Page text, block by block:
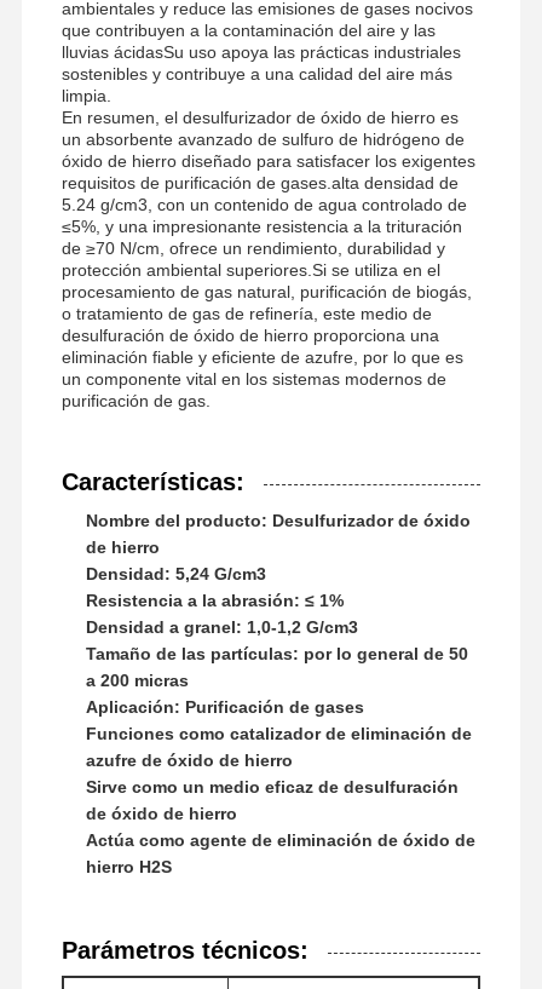
Visita A La
Fábrica
Control De
Calidad
Noticias
Todos Los
Casos
Solicitar Una
Cotización
Óxido de hierro Desulfurizer
El metacrilato de dimetilaminoetil
Cloruro de metacriloloxietil trimetil amonio
Poliacrilamida aniónica
poliacrilamida no iónica
poliacrilamida catiónica
Agente de gelación para fracturación y acidificación
Agente de sedimentación a alta temperatura
Desulfurizante
ambientales y reduce las emisiones de gases nocivos
que contribuyen a la contaminación del aire y las
lluvias ácidasSu uso apoya las prácticas industriales
sostenibles y contribuye a una calidad del aire más
limpia.
En resumen, el desulfurizador de óxido de hierro es
un absorbente avanzado de sulfuro de hidrógeno de
óxido de hierro diseñado para satisfacer los exigentes
requisitos de purificación de gases.alta densidad de
5.24 g/cm3, con un contenido de agua controlado de
≤5%, y una impresionante resistencia a la trituración
de ≥70 N/cm, ofrece un rendimiento, durabilidad y
protección ambiental superiores.Si se utiliza en el
procesamiento de gas natural, purificación de biogás,
o tratamiento de gas de refinería, este medio de
desulfuración de óxido de hierro proporciona una
eliminación fiable y eficiente de azufre, por lo que es
un componente vital en los sistemas modernos de
purificación de gas.
Características:
Nombre del producto: Desulfurizador de óxido
de hierro
Densidad: 5,24 G/cm3
Resistencia a la abrasión: ≤ 1%
Densidad a granel: 1,0-1,2 G/cm3
Tamaño de las partículas: por lo general de 50
a 200 micras
Aplicación: Purificación de gases
Funciones como catalizador de eliminación de
azufre de óxido de hierro
Sirve como un medio eficaz de desulfuración
de óxido de hierro
Actúa como agente de eliminación de óxido de
hierro H2S
Parámetros técnicos: